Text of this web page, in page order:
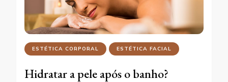
ESTÉTICA CORPORAL ESTÉTICA FACIAL
Hidratar a pele após o banho?